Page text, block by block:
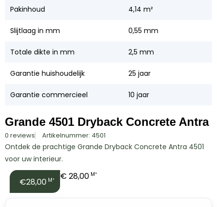
Pakinhoud 4,14 m²
Slijtlaag in mm 0,55 mm
Totale dikte in mm 2,5 mm
Garantie huishoudelijk 25 jaar
Garantie commercieel 10 jaar
Grande 4501 Dryback Concrete Antra
0 reviews Artikelnummer: 4501
Ontdek de prachtige Grande Dryback Concrete Antra 4501
voor uw interieur.
€28,00 M² € 28,00 M²